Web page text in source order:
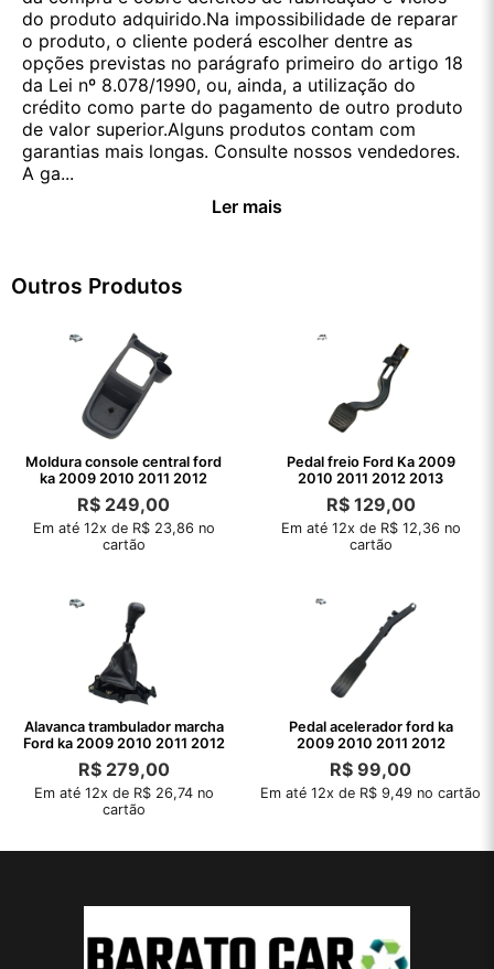
do produto adquirido.Na impossibilidade de reparar
o produto, o cliente poderá escolher dentre as
opções previstas no parágrafo primeiro do artigo 18
da Lei nº 8.078/1990, ou, ainda, a utilização do
crédito como parte do pagamento de outro produto
de valor superior.Alguns produtos contam com
garantias mais longas. Consulte nossos vendedores.
A ga...
Ler mais
Outros Produtos
Moldura console central ford
ka 2009 2010 2011 2012
R$ 249,00
Em até 12x de R$ 23,86 no
cartão
Pedal freio Ford Ka 2009
2010 2011 2012 2013
R$129,00
Em até 12x de R$ 12,36 no
cartão
Alavanca trambulador marcha
Ford ka 2009 2010 2011 2012
R$279,00
Em até 12x de R$ 26,74 no
cartão
Pedal acelerador ford ka
2009 2010 2011 2012
R$ 99,00
Em até 12x de R$ 9,49 no cartão